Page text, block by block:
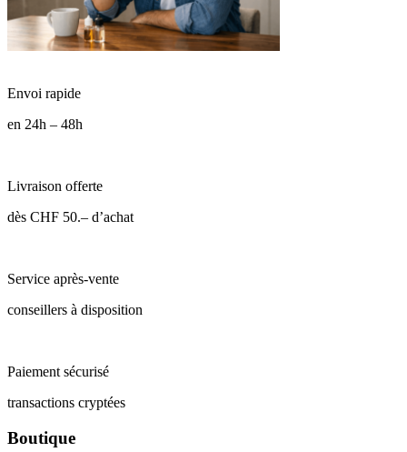
Envoi rapide
en 24h – 48h
Livraison offerte
dès CHF 50.– d’achat
Service après-vente
conseillers à disposition
Paiement sécurisé
transactions cryptées
Boutique